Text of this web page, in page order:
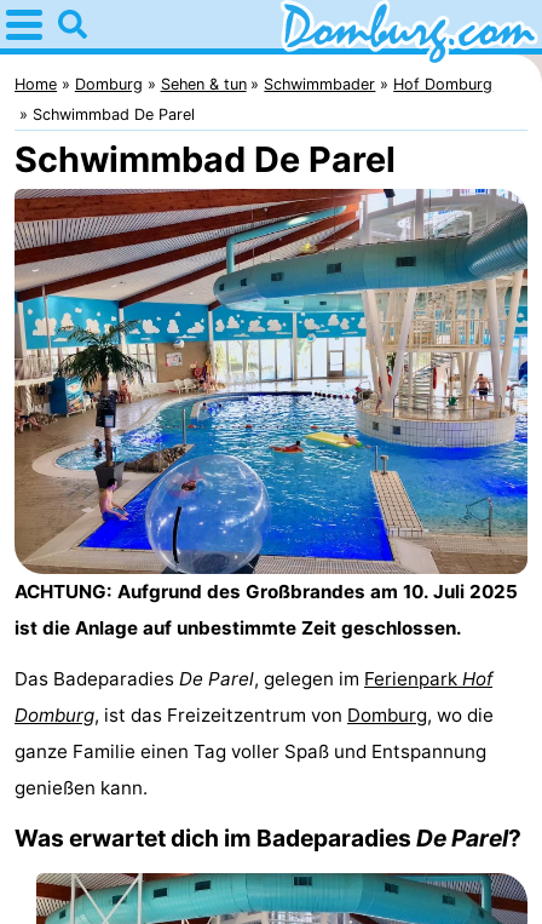
Home
Domburg
Tipps
Für
kindern
Webcam
Webcam
Webcam
Strand
Übernachten
Appartements
Park
Loverendale
-
Résidence
Wijngaerde
Campingplätze
Ferienhäuser
Buitenhof
Domburg
-
Hof
Domburg
-
Westhove
Hotels
Home Domburg Sehen & tun Schwimmbader
Hof Domburg
Schwimmbad De Parel
Schwimmbad De Parel
ACHTUNG: Aufgrund des Großbrandes am 10. Juli 2025
ist die Anlage auf unbestimmte Zeit geschlossen.
Das Badeparadies De Parel, gelegen im Ferienpark Hof
Domburg, ist das Freizeitzentrum von Domburg, wo die
ganze Familie einen Tag voller Spaß und Entspannung
genießen kann.
Was erwartet dich im Badeparadies De Parel?